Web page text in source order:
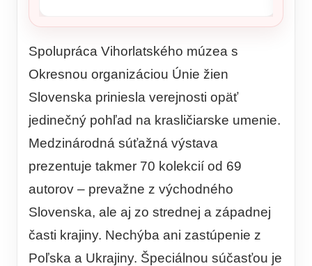
Spolupráca Vihorlatského múzea s
Okresnou organizáciou Únie žien
Slovenska priniesla verejnosti opäť
jedinečný pohľad na krasličiarske umenie.
Medzinárodná súťažná výstava
prezentuje takmer 70 kolekcií od 69
autorov – prevažne z východného
Slovenska, ale aj zo strednej a západnej
časti krajiny. Nechýba ani zastúpenie z
Poľska a Ukrajiny. Špeciálnou súčasťou je